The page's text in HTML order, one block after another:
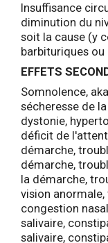
Insuffisance
diminution du
soit la cause (y
barbituriques ou
EFFETS
Somnolence,
sécheresse de
dystonie,
déficit de
démarche,
démarche,
la démarche,
vision
congestion
salivaire,
salivaire,